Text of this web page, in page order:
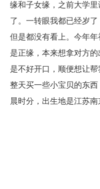
缘和子女缘，之前大学
了。一转眼我都已经岁
但是都没有看上。今年
是正缘，本来想拿对方
是不好开口，顺便想让
整天买一些小宝贝的东
晨时分，出生地是江苏南